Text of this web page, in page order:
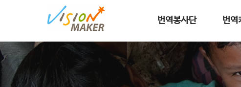
메인메뉴 건너뛰고 본문으로 이동
번역봉사단 번역